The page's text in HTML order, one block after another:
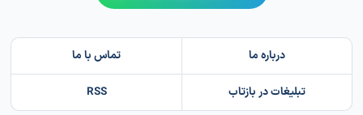
درباره ما تماس با ما
تبلیغات در بازتاب RSS